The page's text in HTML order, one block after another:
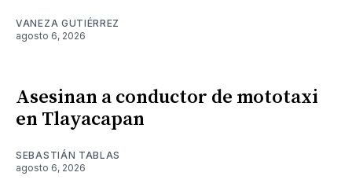
VANEZA GUTIÉRREZ
agosto 6, 2026
Asesinan a conductor de mototaxi
en Tlayacapan
SEBASTIÁN TABLAS
agosto 6, 2026